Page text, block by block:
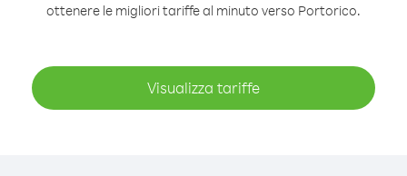
ottenere le migliori tariffe al minuto verso Portorico.
Visualizza tariffe